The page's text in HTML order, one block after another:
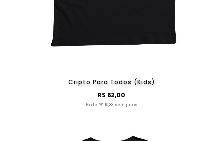
Cripto Para Todos (Kids)
R$ 62,00
6x de R$ 10,33 sem juros